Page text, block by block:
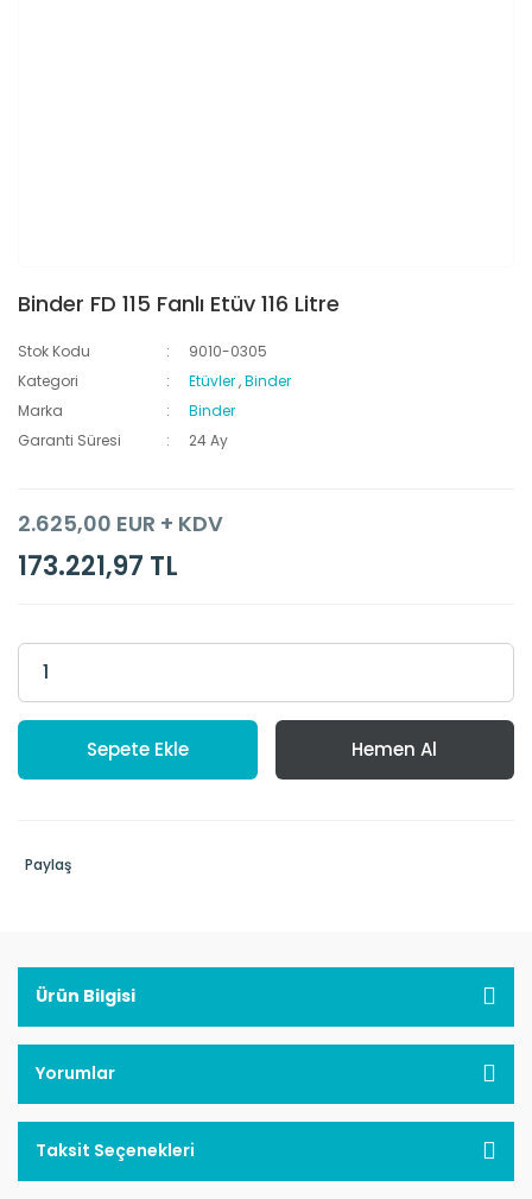
Binder FD 115 Fanlı Etüv 116 Litre
Stok Kodu
9010-0305
Kategori
Etüvler,Binder
Marka
Binder
Garanti Süresi
24 Ay
2.625,00 EUR + KDV
173.221,97 TL
Sepete Ekle Hemen Al
Paylaş
Ürün Bilgisi
Yorumlar
Taksit Seçenekleri